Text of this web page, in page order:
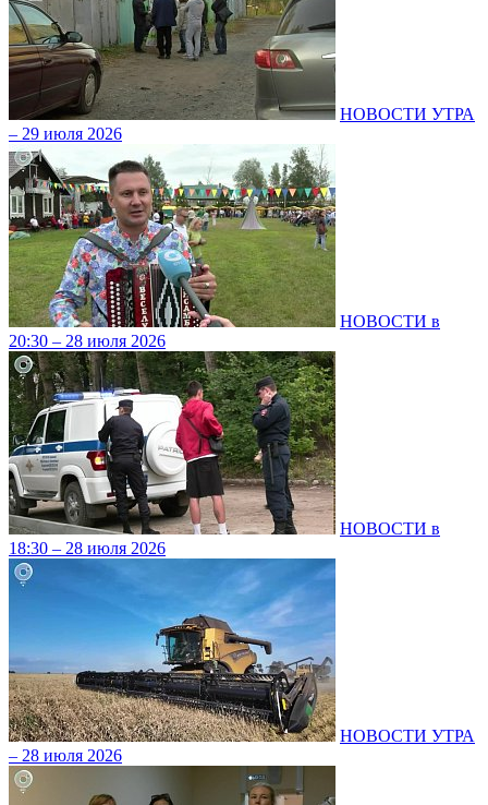
НОВОСТИ УТРА
– 29 июля 2026
НОВОСТИ в
20:30 – 28 июля 2026
НОВОСТИ в
18:30 – 28 июля 2026
НОВОСТИ УТРА
– 28 июля 2026